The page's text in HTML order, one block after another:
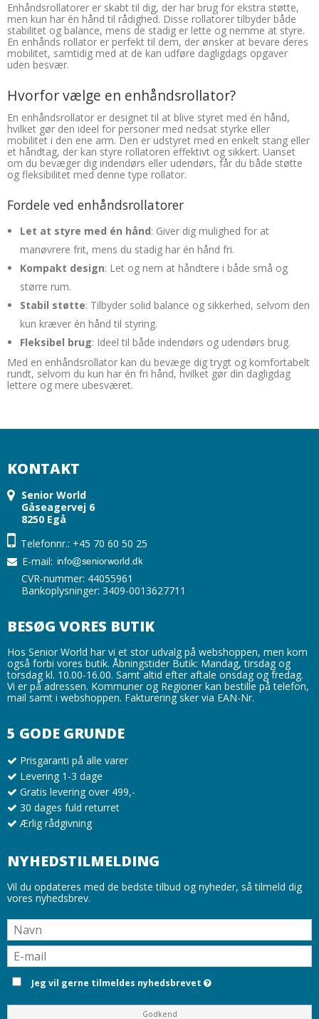
Enhåndsrollatorer er skabt til dig, der har brug for ekstra støtte,
men kun har én hånd til rådighed. Disse rollatorer tilbyder både
stabilitet og balance, mens de stadig er lette og nemme at styre.
En enhånds rollator er perfekt til dem, der ønsker at bevare deres
mobilitet, samtidig med at de kan udføre dagligdags opgaver
uden besvær.
Hvorfor vælge en enhåndsrollator?
En enhåndsrollator er designet til at blive styret med én hånd,
hvilket gør den ideel for personer med nedsat styrke eller
mobilitet i den ene arm. Den er udstyret med en enkelt stang eller
et håndtag, der kan styre rollatoren effektivt og sikkert. Uanset
om du bevæger dig indendørs eller udendørs, får du både støtte
og fleksibilitet med denne type rollator.
Fordele ved enhåndsrollatorer
Let at styre med én hånd: Giver dig mulighed for at
manøvrere frit, mens du stadig har én hånd fri.
Kompakt design: Let og nem at håndtere i både små og
større rum.
Stabil støtte: Tilbyder solid balance og sikkerhed, selvom den
kun kræver én hånd til styring.
Fleksibel brug: Ideel til både indendørs og udendørs brug.
Med en enhåndsrollator kan du bevæge dig trygt og komfortabelt
rundt, selvom du kun har én fri hånd, hvilket gør din dagligdag
lettere og mere ubesværet.
KONTAKT
Senior World
Gåseagervej 6
8250 Egå
Telefonnr.: +45 70 60 50 25
E-mail:
CVR-nummer: 44055961
Bankoplysninger: 3409-0013627711
BESØG VORES BUTIK
Hos Senior World har vi et stor udvalg på webshoppen, men kom
også forbi vores butik. Åbningstider Butik: Mandag, tirsdag og
torsdag kl. 10.00-16.00. Samt altid efter aftale onsdag og fredag.
Vi er på adressen. Kommuner og Regioner kan bestille på telefon,
mail samt i webshoppen. Fakturering sker via EAN-Nr.
5 GODE GRUNDE
Prisgaranti på alle varer
Levering 1-3 dage
Gratis levering over 499,-
30 dages fuld returret
Ærlig rådgivning
NYHEDSTILMELDING
Vil du opdateres med de bedste tilbud og nyheder, så tilmeld dig
vores nyhedsbrev.
Jeg vil gerne tilmeldes nyhedsbrevet
Godkend